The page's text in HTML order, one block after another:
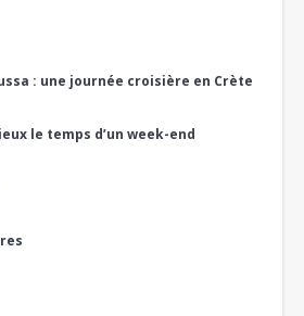
: une journée croisière en Crète
le temps d’un week-end